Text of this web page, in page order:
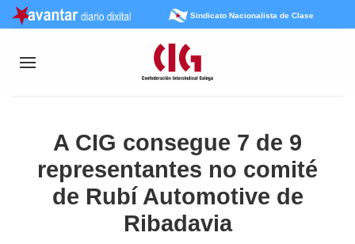
Sindicato Nacionalista de Clase
A CIG consegue 7 de 9
representantes no comité
de Rubí Automotive de
Ribadavia